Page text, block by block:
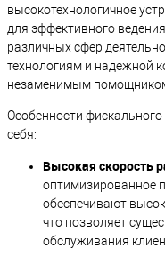
высокотехнологичное
для эффективного
различных сфер
технологиям и надежной
незаменимым
Особенности
себя:
Высокая скорость
оптимизированное
обеспечивают
что позволяет
обслуживания